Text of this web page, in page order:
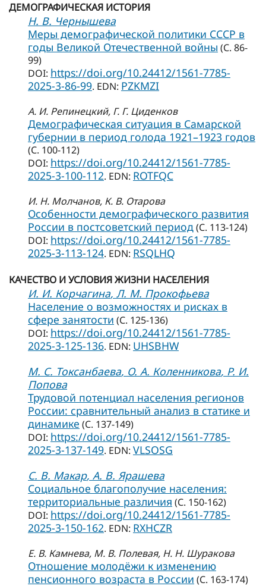
ДЕМОГРАФИЧЕСКАЯ ИСТОРИЯ
Н. В. Чернышева
Меры демографической политики СССР в
годы Великой Отечественной войны (С. 86-
99)
DOI: https://doi.org/10.24412/1561-7785-
2025-3-86-99. EDN: PZKMZI
А. И. Репинецкий, Г. Г. Циденков
Демографическая ситуация в Самарской
губернии в период голода 1921–1923 годов
(С. 100-112)
DOI: https://doi.org/10.24412/1561-7785-
2025-3-100-112. EDN: ROTFQC
И. Н. Молчанов, К. В. Отарова
Особенности демографического развития
России в постсоветский период(С. 113-124)
DOI: https://doi.org/10.24412/1561-7785-
2025-3-113-124. EDN: RSQLHQ
КАЧЕСТВО И УСЛОВИЯ ЖИЗНИ НАСЕЛЕНИЯ
И. И. Корчагина, Л. М. Прокофьева
Население о возможностях и рисках в
сфере занятости (С. 125-136)
DOI: https://doi.org/10.24412/1561-7785-
2025-3-125-136. EDN: UHSBHW
М. С. Токсанбаева, О. А. Коленникова, Р. И.
Попова
Трудовой потенциал населения регионов
России: сравнительный анализ в статике и
динамике (С. 137-149)
DOI: https://doi.org/10.24412/1561-7785-
2025-3-137-149. EDN: VLSOSG
С. В. Макар, А. В. Ярашева
Социальное благополучие населения:
территориальные различия (С. 150-162)
DOI: https://doi.org/10.24412/1561-7785-
2025-3-150-162. EDN: RXHCZR
Е. В. Камнева, М. В. Полевая, Н. Н. Шуракова
Отношение молодёжи к изменению
пенсионного возраста в России (С. 163-174)